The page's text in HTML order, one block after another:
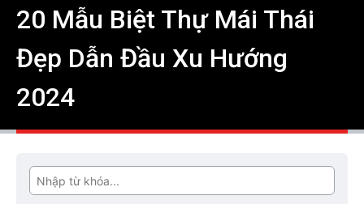
20 Mẫu Biệt Thự Mái Thái
Đẹp Dẫn Đầu Xu Hướng
2024
Tìm